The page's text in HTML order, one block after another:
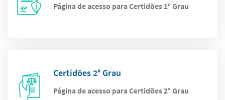
Página de acesso para Certidões 1º Grau
Certidões 2° Grau
Página de acesso para Certidões 2° Grau